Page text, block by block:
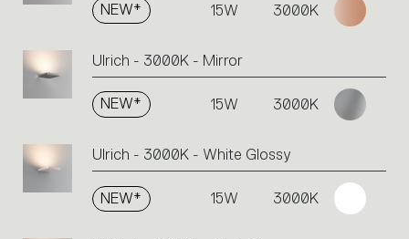
NEW* 15W 3000K
Ulrich - 3000K - Mirror
NEW* 15W 3000K
Ulrich - 3000K - White Glossy
NEW* 15W 3000K